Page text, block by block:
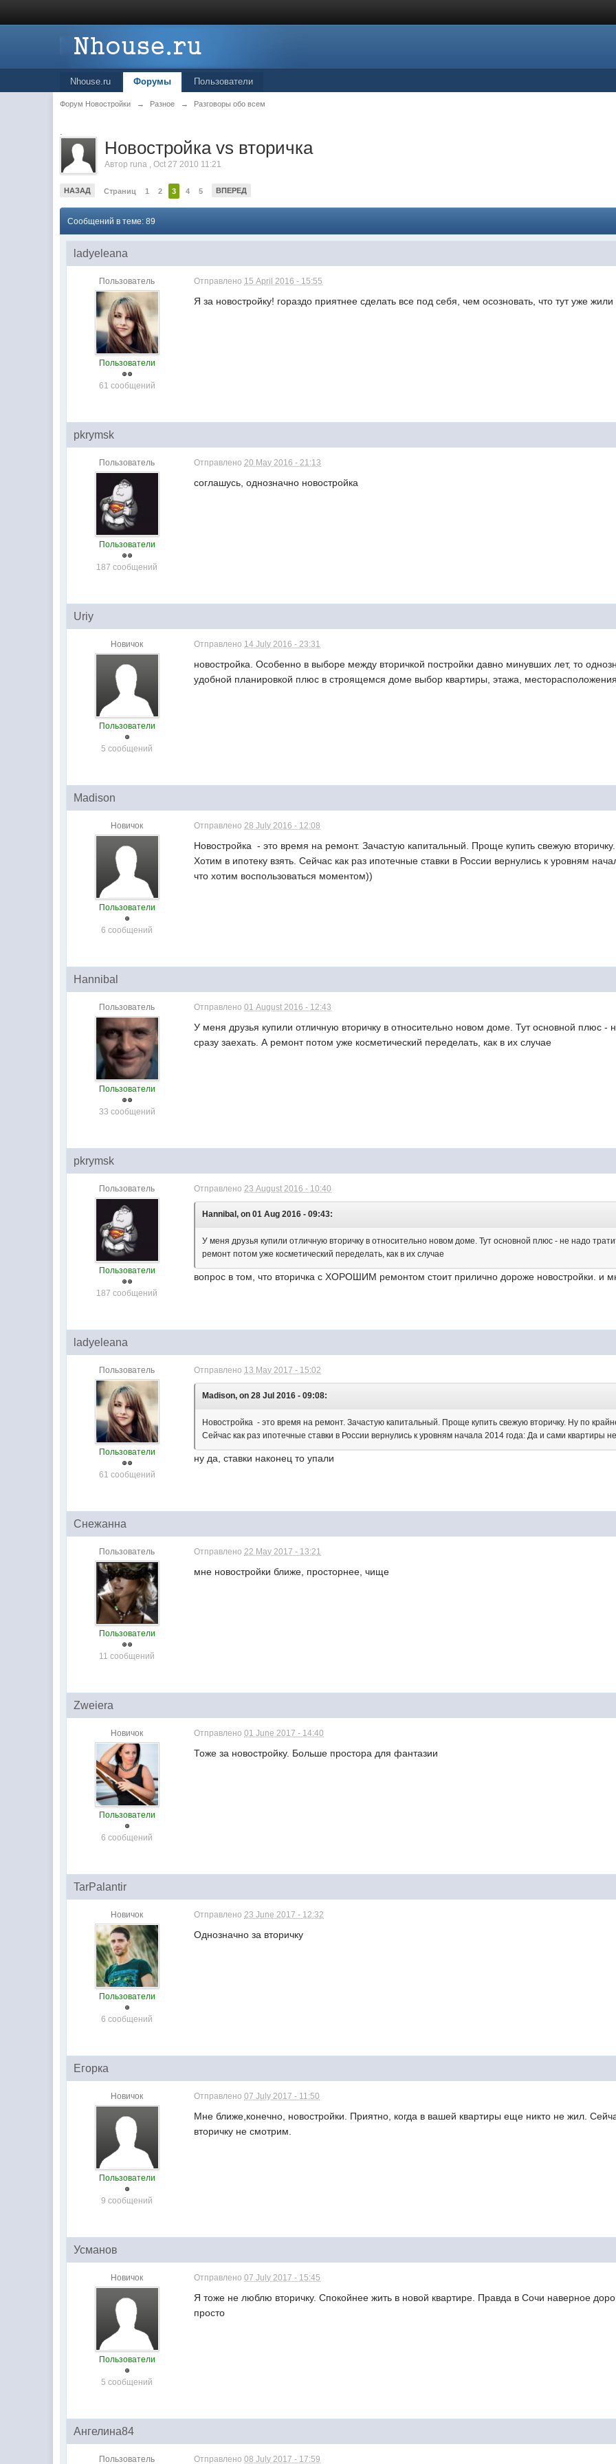
Nhouse.ru Форумы Пользователи
Форум Новостройки → Разное → Разговоры обо всем
.
Новостройка vs вторичка
Автор runa ,Oct 27 2010 11:21
НАЗАД Страниц 1 2 3 4 5 ВПЕРЕД
Сообщений в теме: 89
ladyeleana
Пользователь
Пользователи
61 сообщений
Отправлено 15 April 2016 - 15:55
Я за новостройку! гораздо приятнее сделать все под себя, чем осозновать, что тут уже
pkrymsk
Пользователь
Пользователи
187 сообщений
Отправлено20 May 2016 - 21:13
соглашусь, однозначно новостройка
Uriy
Новичок
Пользователи
5 сообщений
Отправлено 14 July 2016 - 23:31
новостройка. Особенно в выборе между вторичкой постройки давно минувших лет, то
удобной планировкой плюс в строящемся доме выбор квартиры, этажа,
Madison
Новичок
Пользователи
6 сообщений
Отправлено28 July 2016 - 12:08
Новостройка - это время на ремонт. Зачастую капитальный. Проще купить свежую
Хотим в ипотеку взять. Сейчас как раз ипотечные ставки в России вернулись к уровням
что хотим воспользоваться моментом))
Hannibal
Пользователь
Пользователи
33 сообщений
Отправлено01 August 2016 - 12:43
У меня друзья купили отличную вторичку в относительно новом доме. Тут основной плюс -
сразу заехать. А ремонт потом уже косметический переделать, как в их случае
pkrymsk
Пользователь
Пользователи
187 сообщений
Отправлено23 August 2016 - 10:40
Hannibal, on 01 Aug 2016 - 09:43:
У меня друзья купили отличную вторичку в относительно новом доме. Тут основной плюс - не надо
ремонт потом уже косметический переделать, как в их случае
вопрос в том, что вторичка с ХОРОШИМ ремонтом стоит прилично дороже новостройки. и
ladyeleana
Пользователь
Пользователи
61 сообщений
Отправлено 13 May 2017 - 15:02
Madison, on 28 Jul 2016 - 09:08:
Новостройка - это время на ремонт. Зачастую капитальный. Проще купить свежую вторичку. Ну по
Сейчас как раз ипотечные ставки в России вернулись к уровням начала 2014 года: Да и сами квартиры
ну да, ставки наконец то упали
Снежанна
Пользователь
Пользователи
11 сообщений
Отправлено22 May 2017 - 13:21
мне новостройки ближе, просторнее, чище
Zweiera
Новичок
Пользователи
6 сообщений
Отправлено01 June 2017 - 14:40
Тоже за новостройку. Больше простора для фантазии
TarPalantir
Новичок
Пользователи
6 сообщений
Отправлено23 June 2017 - 12:32
Однозначно за вторичку
Егорка
Новичок
Пользователи
9 сообщений
Отправлено07 July 2017 - 11:50
Мне ближе,конечно, новостройки. Приятно, когда в вашей квартиры еще никто не жил.
вторичку не смотрим.
Усманов
Новичок
Пользователи
5 сообщений
Отправлено07 July 2017 - 15:45
Я тоже не люблю вторичку. Спокойнее жить в новой квартире. Правда в Сочи наверное
просто
Ангелина84
Пользователь Отправлено08 July 2017 - 17:59